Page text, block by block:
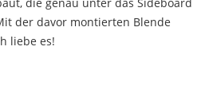
der davor montierten Blende
liebe es!